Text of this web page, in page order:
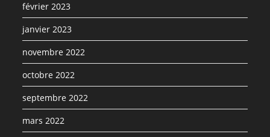
février 2023
janvier 2023
novembre 2022
octobre 2022
septembre 2022
mars 2022